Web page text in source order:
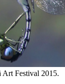
Art Festival 2015.